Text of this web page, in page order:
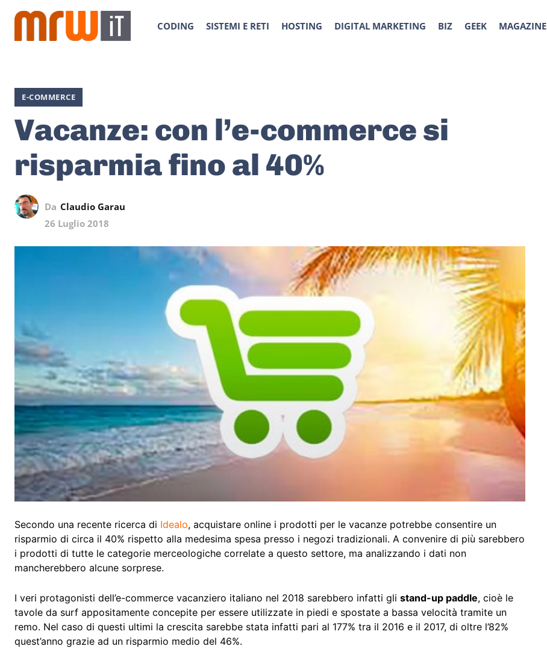
CODING SISTEMI E RETI HOSTING DIGITAL MARKETING BIZ GEEK MAGAZINE
E-COMMERCE
Vacanze: con l’e-commerce si
risparmia fino al 40%
Da Claudio Garau
26 Luglio 2018
Secondo una recente ricerca di Idealo, acquistare online i prodotti per le vacanze potrebbe consentire un
risparmio di circa il 40% rispetto alla medesima spesa presso i negozi tradizionali. A convenire di più sarebbero
i prodotti di tutte le categorie merceologiche correlate a questo settore, ma analizzando i dati non
mancherebbero alcune sorprese.
I veri protagonisti dell’e-commerce vacanziero italiano nel 2018 sarebbero infatti gli stand-up paddle, cioè le
tavole da surf appositamente concepite per essere utilizzate in piedi e spostate a bassa velocità tramite un
remo. Nel caso di questi ultimi la crescita sarebbe stata infatti pari al 177% tra il 2016 e il 2017, di oltre l’82%
quest’anno grazie ad un risparmio medio del 46%.